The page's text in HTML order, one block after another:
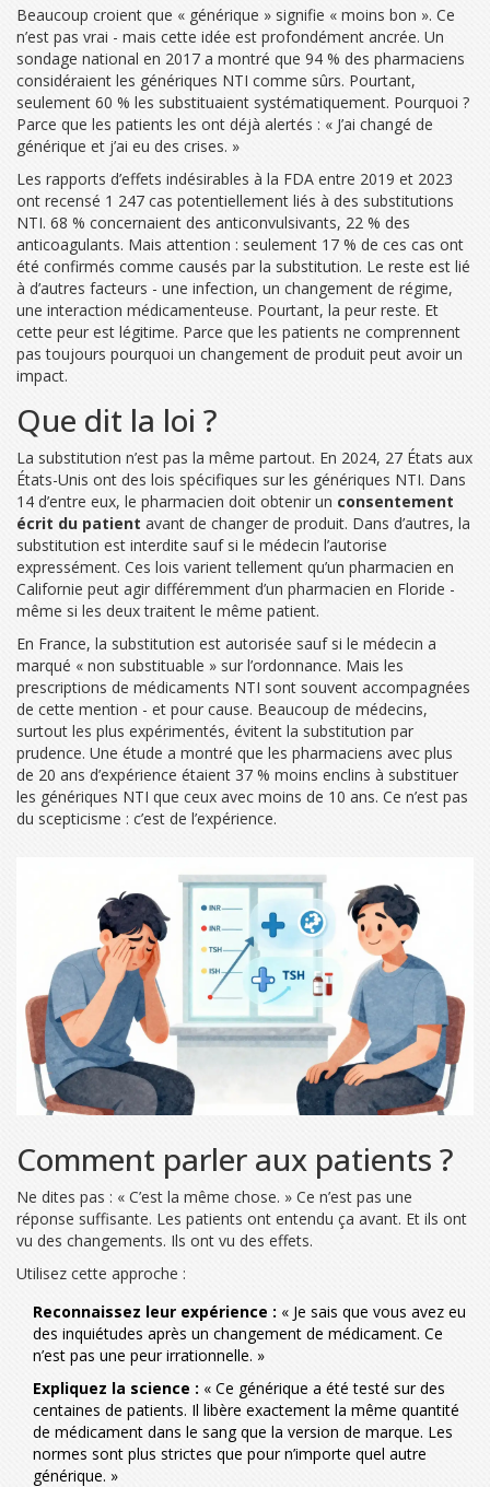
Beaucoup croient que « générique » signifie « moins bon ». Ce
n’est pas vrai - mais cette idée est profondément ancrée. Un
sondage national en 2017 a montré que 94 % des pharmaciens
considéraient les génériques NTI comme sûrs. Pourtant,
seulement 60 % les substituaient systématiquement. Pourquoi ?
Parce que les patients les ont déjà alertés : « J’ai changé de
générique et j’ai eu des crises. »
Les rapports d’effets indésirables à la FDA entre 2019 et 2023
ont recensé 1 247 cas potentiellement liés à des substitutions
NTI. 68 % concernaient des anticonvulsivants, 22 % des
anticoagulants. Mais attention : seulement 17 % de ces cas ont
été confirmés comme causés par la substitution. Le reste est lié
à d’autres facteurs - une infection, un changement de régime,
une interaction médicamenteuse. Pourtant, la peur reste. Et
cette peur est légitime. Parce que les patients ne comprennent
pas toujours pourquoi un changement de produit peut avoir un
impact.
Que dit la loi ?
La substitution n’est pas la même partout. En 2024, 27 États aux
États-Unis ont des lois spécifiques sur les génériques NTI. Dans
14 d’entre eux, le pharmacien doit obtenir un consentement
écrit du patient avant de changer de produit. Dans d’autres, la
substitution est interdite sauf si le médecin l’autorise
expressément. Ces lois varient tellement qu’un pharmacien en
Californie peut agir différemment d’un pharmacien en Floride -
même si les deux traitent le même patient.
En France, la substitution est autorisée sauf si le médecin a
marqué « non substituable » sur l’ordonnance. Mais les
prescriptions de médicaments NTI sont souvent accompagnées
de cette mention - et pour cause. Beaucoup de médecins,
surtout les plus expérimentés, évitent la substitution par
prudence. Une étude a montré que les pharmaciens avec plus
de 20 ans d’expérience étaient 37 % moins enclins à substituer
les génériques NTI que ceux avec moins de 10 ans. Ce n’est pas
du scepticisme : c’est de l’expérience.
Comment parler aux patients ?
Ne dites pas : « C’est la même chose. » Ce n’est pas une
réponse suffisante. Les patients ont entendu ça avant. Et ils ont
vu des changements. Ils ont vu des effets.
Utilisez cette approche :
Reconnaissez leur expérience : « Je sais que vous avez eu
des inquiétudes après un changement de médicament. Ce
n’est pas une peur irrationnelle. »
Expliquez la science : « Ce générique a été testé sur des
centaines de patients. Il libère exactement la même quantité
de médicament dans le sang que la version de marque. Les
normes sont plus strictes que pour n’importe quel autre
générique. »